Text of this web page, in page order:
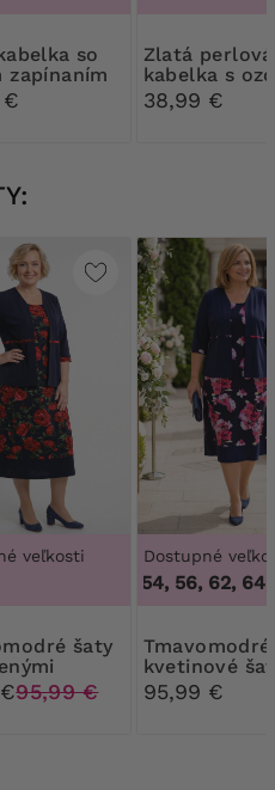
zapínaním
€
Zlatá perlová
kabelka s
38,99 €
veľkosti
a sakom
95,99 €
Dostupné
46, 48, 50, 54, 56, 62, 64,
Tmavomodré
kvetinové
sakom
95,99 €